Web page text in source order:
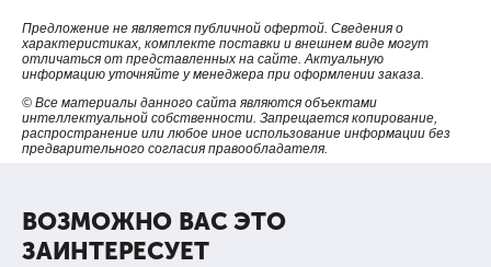
(арт. 02733), конструктивно закрепленными на корпусе.
Предложение не является публичной офертой. Сведения о
характеристиках, комплекте поставки и внешнем виде могут
отличаться от представленных на сайте. Актуальную
информацию уточняйте у менеджера при оформлении заказа.
© Все материалы данного сайта являются объектами
интеллектуальной собственности. Запрещается копирование,
распространение или любое иное использование информации без
предварительного согласия правообладателя.
ВОЗМОЖНО ВАС ЭТО
ЗАИНТЕРЕСУЕТ